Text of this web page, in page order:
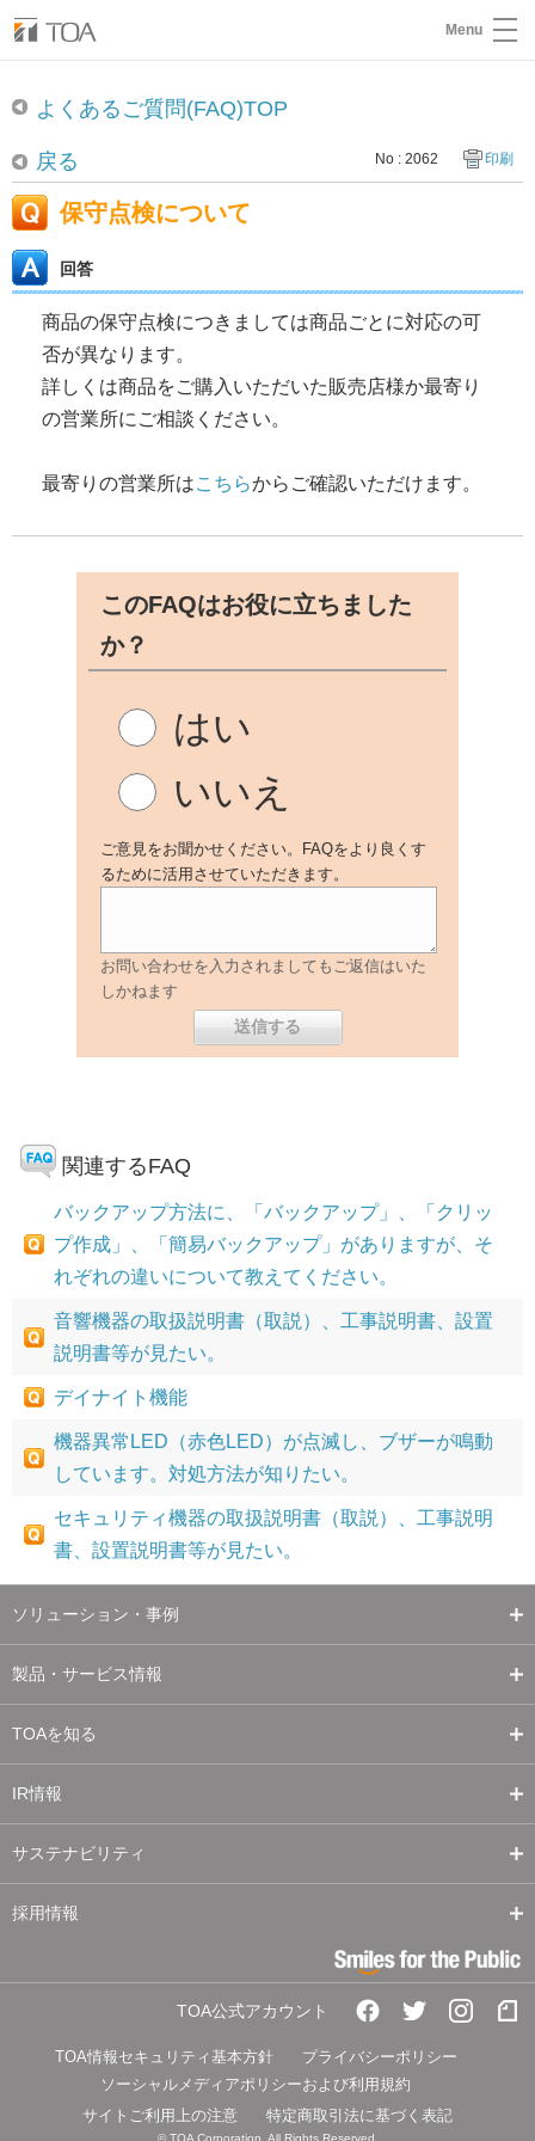
Menu
よくあるご質問(FAQ)TOP
戻る No : 2062 印刷
保守点検について
回答
商品の保守点検につきましては商品ごとに対応の可
否が異なります。
詳しくは商品をご購入いただいた販売店様か最寄り
の営業所にご相談ください。
最寄りの営業所はこちらからご確認いただけます。
このFAQはお役に立ちました
か？
はい
いいえ
ご意見をお聞かせください。FAQをより良くす
るために活用させていただきます。
お問い合わせを入力されましてもご返信はいた
しかねます
関連するFAQ
バックアップ方法に、「バックアップ」、「クリッ
プ作成」、「簡易バックアップ」がありますが、そ
れぞれの違いについて教えてください。
音響機器の取扱説明書（取説）、工事説明書、設置
説明書等が見たい。
デイナイト機能
機器異常LED（赤色LED）が点滅し、ブザーが鳴動
しています。対処方法が知りたい。
セキュリティ機器の取扱説明書（取説）、工事説明
書、設置説明書等が見たい。
ソリューション・事例
製品・サービス情報
TOAを知る
IR情報
サステナビリティ
採用情報
TOA公式アカウント
TOA情報セキュリティ基本方針
プライバシーポリシー
ソーシャルメディアポリシーおよび利用規約
サイトご利用上の注意
特定商取引法に基づく表記